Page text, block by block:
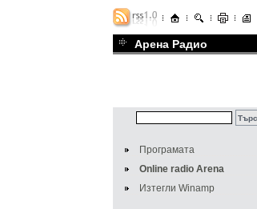
Арена Радио
Програмата
Online radio Arena
Изтегли Winamp